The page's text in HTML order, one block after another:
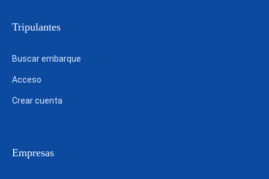
Tripulantes
Buscar embarque
Acceso
Crear cuenta
Empresas